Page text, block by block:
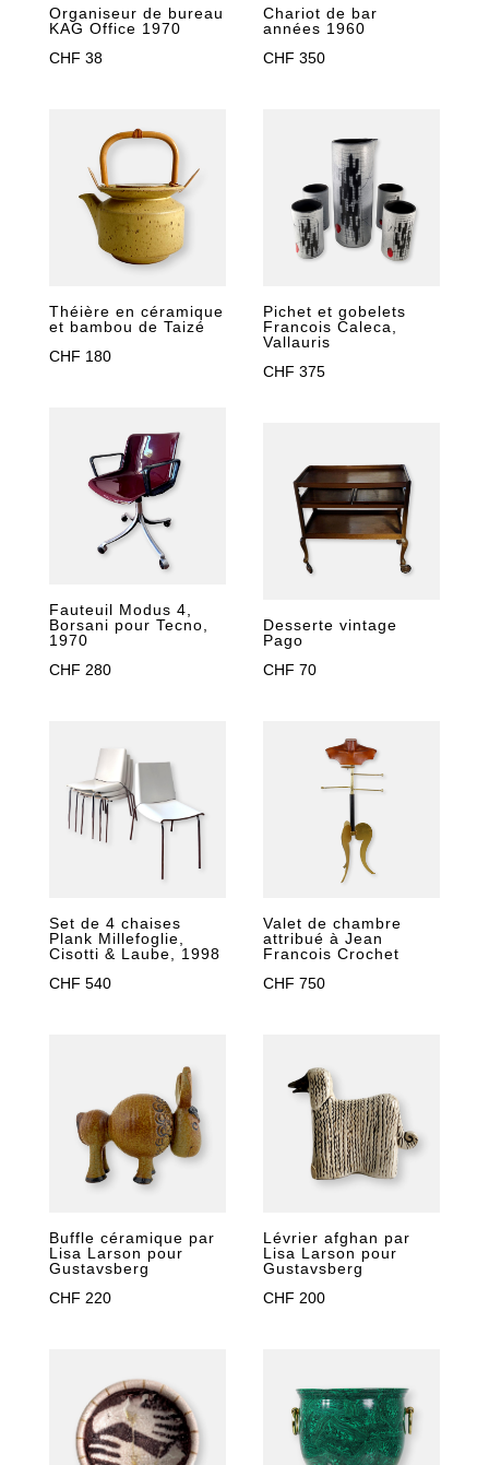
Organiseur de bureau
KAG Office 1970
CHF 38
Chariot de bar
années 1960
CHF 350
Théière en céramique
et bambou de Taizé
CHF 180
Pichet et gobelets
Francois Caleca,
Vallauris
CHF 375
Fauteuil Modus 4,
Borsani pour Tecno,
1970
CHF 280
Desserte vintage
Pago
CHF 70
Set de 4 chaises
Plank Millefoglie,
Cisotti & Laube, 1998
CHF 540
Valet de chambre
attribué à Jean
Francois Crochet
CHF 750
Buffle céramique par
Lisa Larson pour
Gustavsberg
CHF 220
Lévrier afghan par
Lisa Larson pour
Gustavsberg
CHF 200